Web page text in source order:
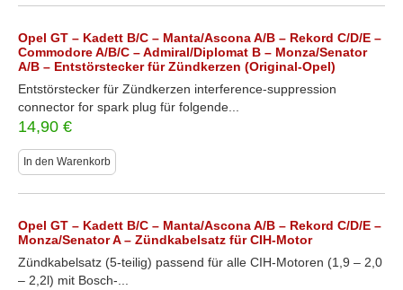
Opel GT – Kadett B/C – Manta/Ascona A/B – Rekord C/D/E –
Commodore A/B/C – Admiral/Diplomat B – Monza/Senator
A/B – Entstörstecker für Zündkerzen (Original-Opel)
Entstörstecker für Zündkerzen interference-suppression
connector for spark plug für folgende...
14,90 €
In den Warenkorb
Opel GT – Kadett B/C – Manta/Ascona A/B – Rekord C/D/E –
Monza/Senator A – Zündkabelsatz für CIH-Motor
Zündkabelsatz (5-teilig) passend für alle CIH-Motoren (1,9 – 2,0
– 2,2l) mit Bosch-...